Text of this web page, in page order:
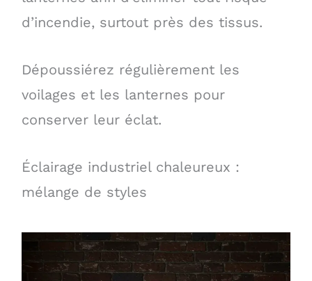
d’incendie, surtout près des tissus.
Dépoussiérez régulièrement les
voilages et les lanternes pour
conserver leur éclat.
Éclairage industriel chaleureux :
mélange de styles